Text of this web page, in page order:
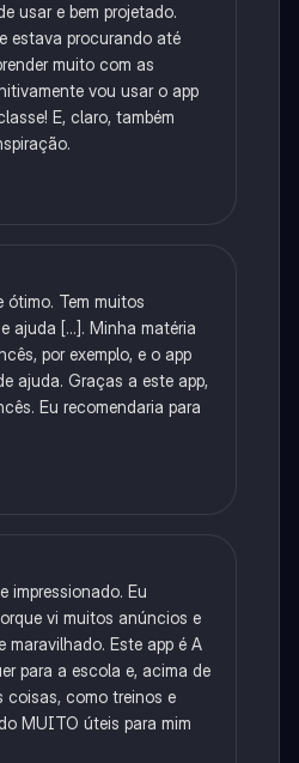
usar e bem projetado.
estava procurando até
muito com as
vou usar o app
E, claro, também
ótimo. Tem muitos
ajuda [...]. Minha matéria
por exemplo, e o app
ajuda. Graças a este app,
Eu recomendaria para
impressionado. Eu
vi muitos anúncios e
maravilhado. Este app é A
para a escola e, acima de
coisas, como treinos e
MUITO úteis para mim